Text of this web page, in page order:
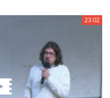
23:02